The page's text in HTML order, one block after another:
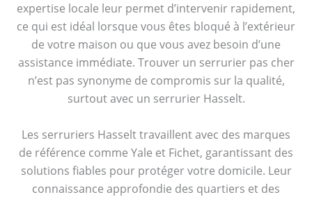
expertise locale leur permet d’intervenir rapidement,
ce qui est idéal lorsque vous êtes bloqué à l’extérieur
de votre maison ou que vous avez besoin d’une
assistance immédiate. Trouver un serrurier pas cher
n’est pas synonyme de compromis sur la qualité,
surtout avec un serrurier Hasselt.
Les serruriers Hasselt travaillent avec des marques
de référence comme Yale et Fichet, garantissant des
solutions fiables pour protéger votre domicile. Leur
connaissance approfondie des quartiers et des